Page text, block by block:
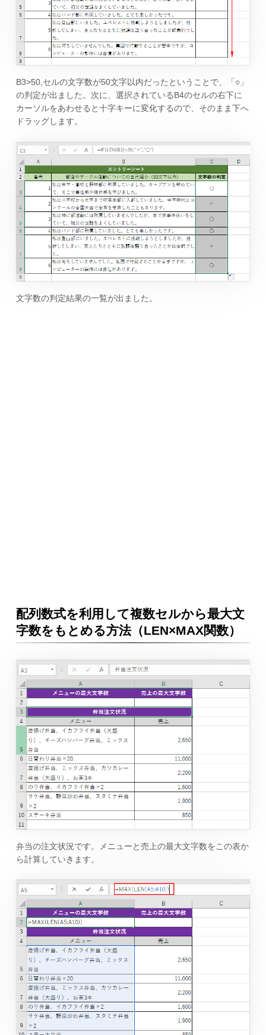
B3>50,セルの文字数が50文字以内だったということで、「○」
の判定が出ました。次に、選択されているB4のセルの右下に
カーソルをあわせると十字キーに変化するので、そのまま下へ
ドラッグします。
文字数の判定結果の一覧が出ました。
配列数式を利用して複数セルから最大文
字数をもとめる方法（LEN×MAX関数）
弁当の注文状況です。メニューと売上の最大文字数をこの表か
ら計算していきます。